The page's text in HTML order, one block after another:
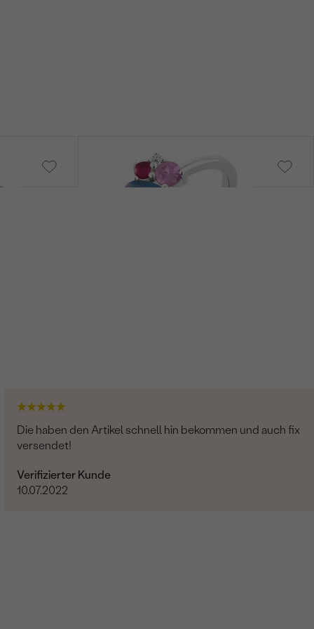
von € 829
Die haben den Artikel schnell hin bekommen und auch fix
versendet!
Verifizierter Kunde
10.07.2022